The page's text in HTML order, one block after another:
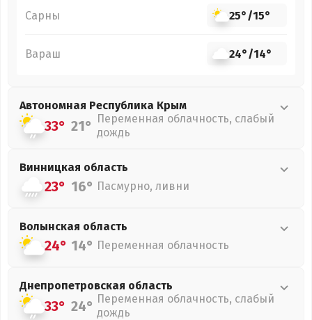
Сарны 25°/15°
Вараш 24°/14°
Автономная Республика Крым
33° 21° Переменная облачность, слабый
дождь
Винницкая область
23° 16° Пасмурно, ливни
Волынская область
24° 14° Переменная облачность
Днепропетровская область
33° 24° Переменная облачность, слабый
дождь